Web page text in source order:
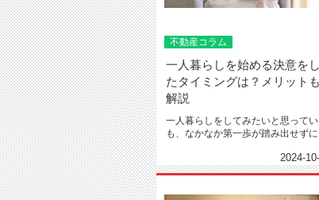
不動産コラム
一人暮らしを始める決意をし
たタイミングは？メリットも
解説
一人暮らしをしてみたいと思って
も、なかなか第一歩が踏み出せず
2024-